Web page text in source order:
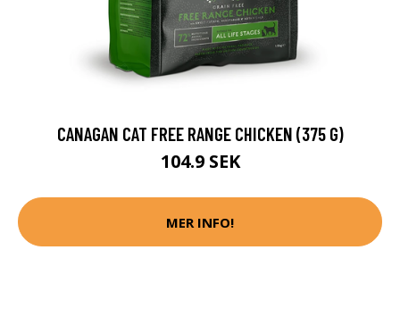
CANAGAN CAT FREE RANGE CHICKEN (375 G)
104.9 SEK
MER INFO!